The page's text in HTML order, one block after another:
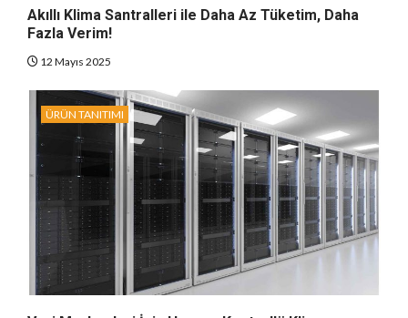
Akıllı Klima Santralleri ile Daha Az Tüketim, Daha
Fazla Verim!
12 Mayıs 2025
ÜRÜN TANITIMI